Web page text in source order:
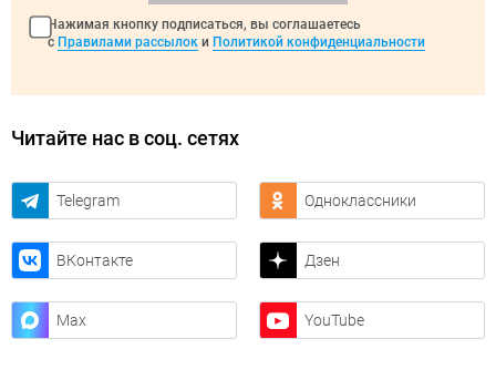
Нажимая кнопку подписаться, вы соглашаетесь
с Правилами рассылок и Политикой конфиденциальности
Читайте нас в соц. сетях
Telegram Одноклассники
ВКонтакте Дзен
Max YouTube